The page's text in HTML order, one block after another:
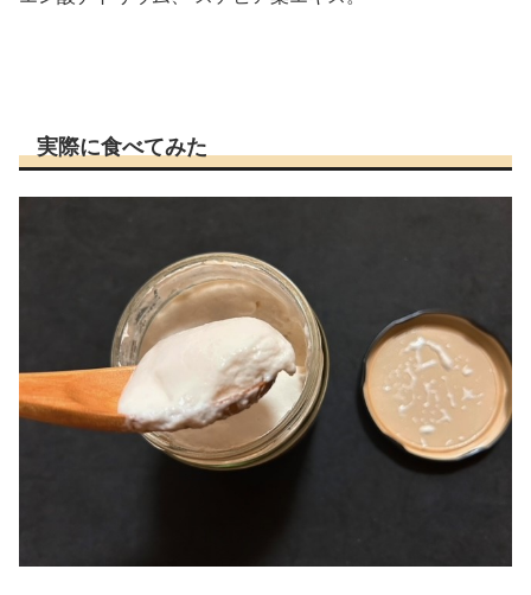
実際に食べてみた